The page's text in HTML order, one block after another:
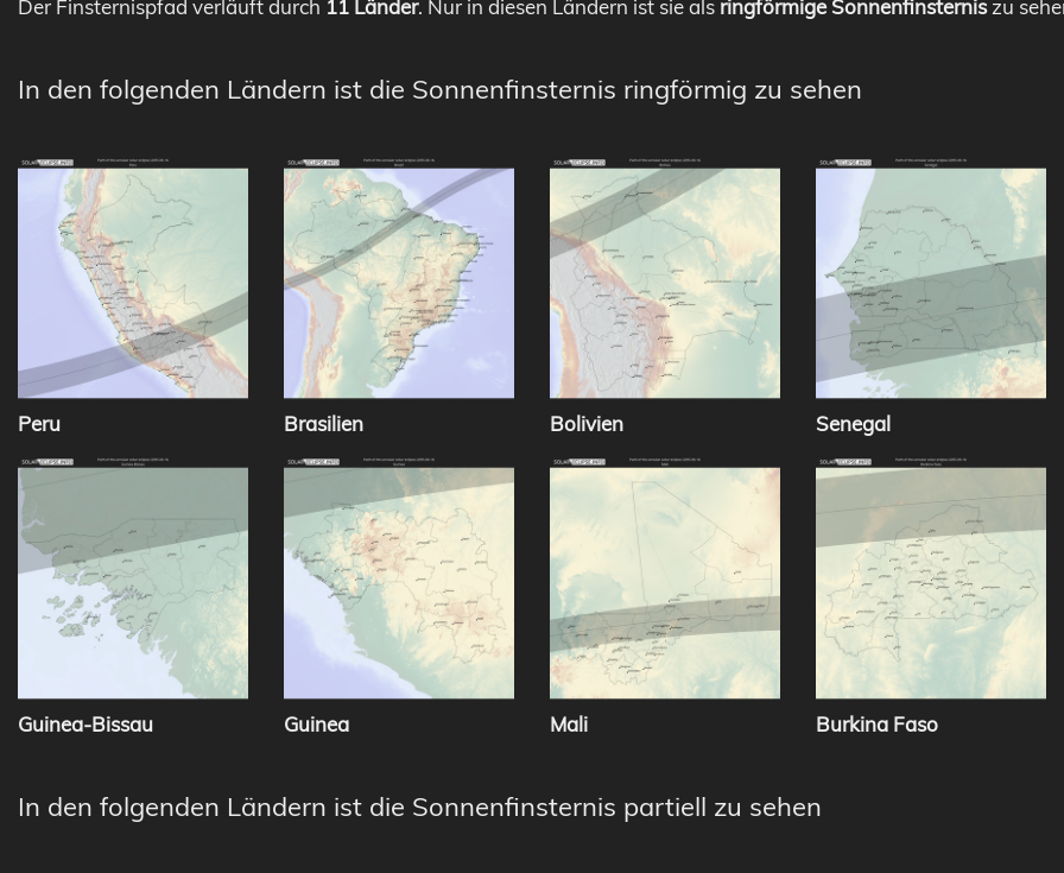
Der Finsternispfad verläuft durch 11 Länder. Nur in diesen Ländern ist sie als ringförmige Sonnenfinsterniszu
In den folgenden Ländern ist die Sonnenfinsternis ringförmig zu sehen
Peru Brasilien Bolivien Senegal
Guinea-Bissau Guinea Mali Burkina Faso
In den folgenden Ländern ist die Sonnenfinsternis partiell zu sehen